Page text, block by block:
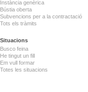
Instància genèrica
Bústia oberta
Subvencions per a la contractació
Tots els tràmits
Situacions
Busco feina
He tingut un fill
Em vull formar
Totes les situacions